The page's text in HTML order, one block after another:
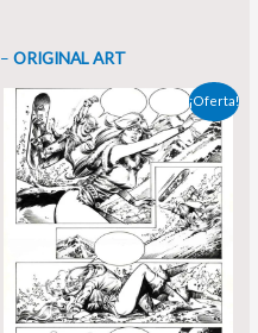
– ORIGINAL ART
¡Oferta!
El
precio
original
era:
560,00 €.
El
precio
actual
es:
460,00 €.